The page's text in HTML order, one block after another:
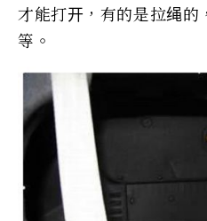
才能打开，有的是拉绳的
等。